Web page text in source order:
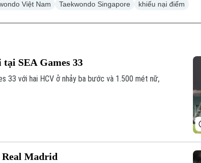
Việt Nam Taekwondo Singapore khiếu nại điểm
SEA Games 33
33 với hai HCV ở nhảy ba bước và 1.500 mét nữ,
Madrid